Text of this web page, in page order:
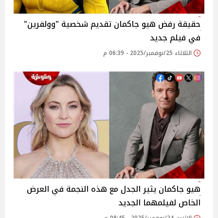
حقيقة رفض هيو جاكمان تقديم شخصية "وولفرين"
في فيلم جديد
الثلاثاء 25/نوفمبر/2025 - 06:39 م
هيو جاكمان يثير الجدل مع هذه النجمة في العرض
الخاص لفيلمهما الجديد